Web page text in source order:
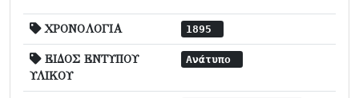
ΧΡΟΝΟΛΟΓΙΑ 1895
ΕΙΔΟΣ ΕΝΤΥΠΟΥ
ΥΛΙΚΟΥ
Ανάτυπο